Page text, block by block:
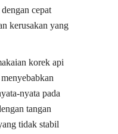
cepat
kerusakan yang
korek api
nyata pada
tangan
tidak stabil